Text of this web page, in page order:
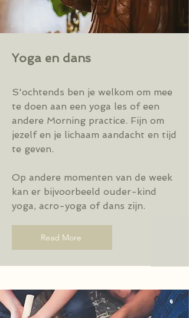
Yoga en dans
S'ochtends ben je welkom om mee
te doen aan een yoga les of een
andere Morning practice. Fijn om
jezelf en je lichaam aandacht en tijd
te geven.
Op andere momenten van de week
kan er bijvoorbeeld ouder-kind
yoga, acro-yoga of dans zijn.
Read More